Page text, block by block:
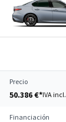
Precio
50.386 €*IVA incl.
Financiación